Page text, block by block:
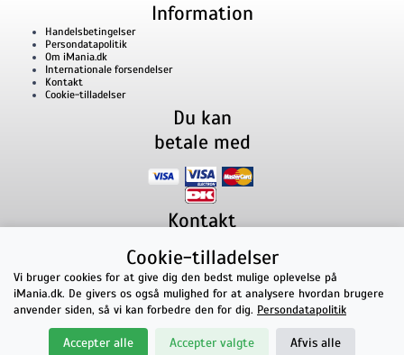
Information
Handelsbetingelser
Persondatapolitik
Om iMania.dk
Internationale forsendelser
Kontakt
Cookie-tilladelser
Du kan
betale med
Kontakt
Lillevorde Kær 29280 Storvorde
CVR nummer: 33182805 | E-mail: kontakt@imania.dk
Telefon:+45 23618990
Topkarakter hos kunderne!
på Facebook
Cookie-tilladelser
Vi bruger cookies for at give dig den bedst mulige oplevelse på
iMania.dk. De givers os også mulighed for at analysere hvordan brugere
anvender siden, så vi kan forbedre den for dig. Persondatapolitik
Accepter alle Accepter valgte Afvis alle